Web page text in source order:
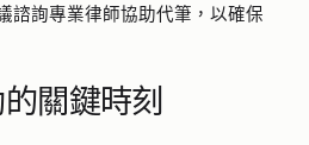
諮詢專業律師協助代筆，以確保
關鍵時刻